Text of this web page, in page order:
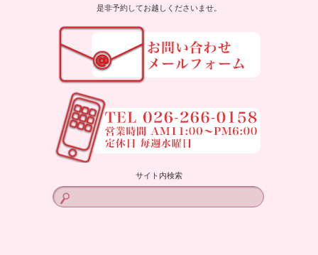
是非予約してお越しくださいませ。
サイト内検索